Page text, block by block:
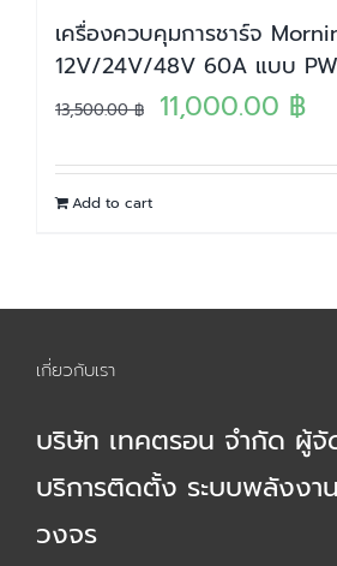
เครื่องควบคุมการชาร์จ
12V/24V/48V 60A แบบ
13,500.00฿
Original
11,000.00 ฿
Add to cart
เกี่ยวกับเรา
บริษัท เทคตรอน จำกัด ผู้จั
บริการติดตั้ง ระบบพลังง
วงจร